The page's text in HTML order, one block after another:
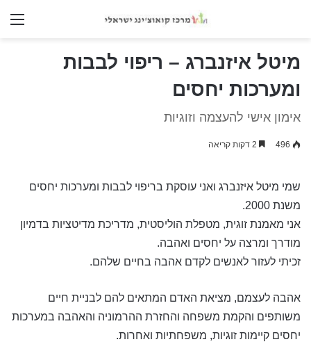
מיטל איזנברג – ריפוי לבבות
ומערכות יחסים
אימון אישי להעצמה וזוגיות
496
שמי מיטל איזנברג ואני עוסקת בריפוי לבבות ומערכות יחסים
משנת 2000.
אני מאמנת זוגית, מטפלת הוליסטית, מדריכת מדיטציות בדמיון
מודרך ומרצה על יחסים ואהבה.
זכיתי לעזור לאנשים לקדם אהבה בחיים שלהם.
אהבה לעצמם, מציאת האדם המתאים להם לבניית חיים
משותפים והקמת משפחה והחזרת ההרמוניה והאהבה במערכות
יחסים קיימות זוגיות, משפחתיות ואחרות.